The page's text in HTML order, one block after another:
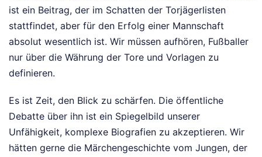
ist ein Beitrag, der im Schatten der Torjägerlisten
stattfindet, aber für den Erfolg einer Mannschaft
absolut wesentlich ist. Wir müssen aufhören, Fußballer
nur über die Währung der Tore und Vorlagen zu
definieren.
Es ist Zeit, den Blick zu schärfen. Die öffentliche
Debatte über ihn ist ein Spiegelbild unserer
Unfähigkeit, komplexe Biografien zu akzeptieren. Wir
hätten gerne die Märchengeschichte vom Jungen, der